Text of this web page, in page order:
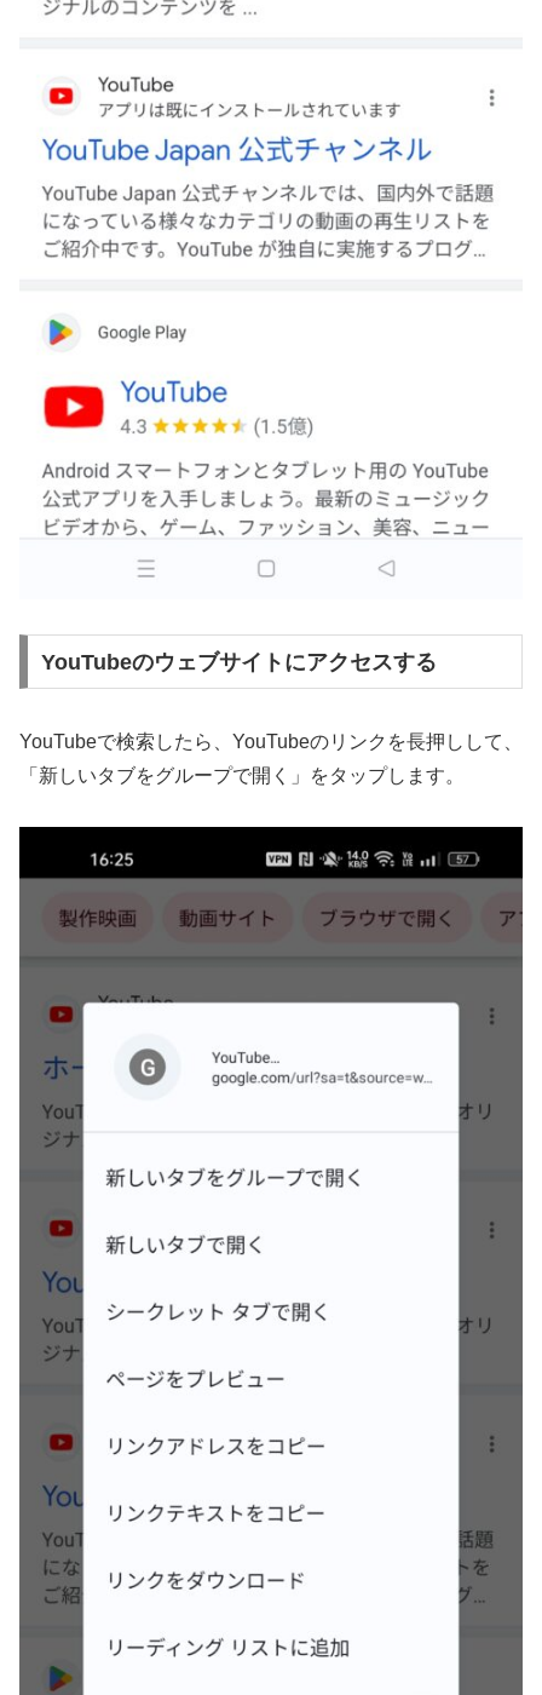
YouTubeのウェブサイトにアクセスする
YouTubeで検索したら、YouTubeのリンクを長押しして、
「新しいタブをグループで開く」をタップします。